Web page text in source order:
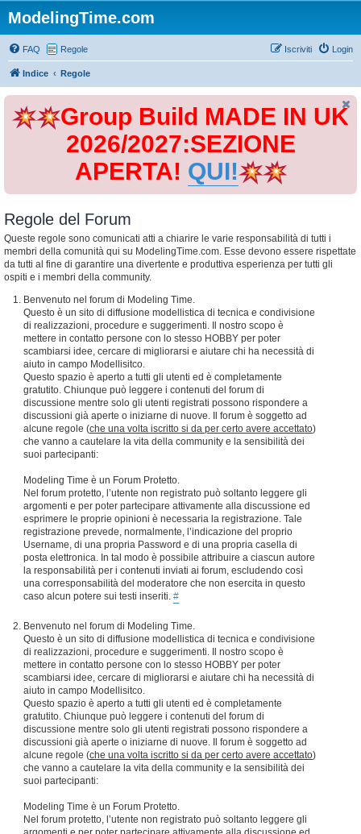
ModelingTime.com
FAQ Regole Login
Iscriviti
Indice Regole
Group Build MADE IN UK
2026/2027:SEZIONE
APERTA! QUI!
Regole del Forum
Queste regole sono comunicati atti a chiarire le varie responsabilità di tutti i
membri della comunità qui su ModelingTime.com. Esse devono essere rispettate
da tutti al fine di garantire una divertente e produttiva esperienza per tutti gli
ospiti e i membri della community.
Benvenuto nel forum di Modeling Time.
Questo è un sito di diffusione modellistica di tecnica e condivisione
di realizzazioni, procedure e suggerimenti. Il nostro scopo è
mettere in contatto persone con lo stesso HOBBY per poter
scambiarsi idee, cercare di migliorarsi e aiutare chi ha necessità di
aiuto in campo Modellisitco.
Questo spazio è aperto a tutti gli utenti ed è completamente
gratutito. Chiunque può leggere i contenuti del forum di
discussione mentre solo gli utenti registrati possono rispondere a
discussioni già aperte o iniziarne di nuove. Il forum è soggetto ad
alcune regole (che una volta iscritto si da per certo avere accettato)
che vanno a cautelare la vita della community e la sensibilità dei
suoi partecipanti:
Modeling Time è un Forum Protetto.
Nel forum protetto, l’utente non registrato può soltanto leggere gli
argomenti e per poter partecipare attivamente alla discussione ed
esprimere le proprie opinioni è necessaria la registrazione. Tale
registrazione prevede, normalmente, l’indicazione del proprio
Username, di una propria Password e di una propria casella di
posta elettronica. In tal modo è possibile attribuire a ciascun autore
la responsabilità per i contenuti inviati ai forum, escludendo così
una corresponsabilità del moderatore che non esercita in questo
caso alcun potere sui testi inseriti. #
Benvenuto nel forum di Modeling Time.
Questo è un sito di diffusione modellistica di tecnica e condivisione
di realizzazioni, procedure e suggerimenti. Il nostro scopo è
mettere in contatto persone con lo stesso HOBBY per poter
scambiarsi idee, cercare di migliorarsi e aiutare chi ha necessità di
aiuto in campo Modellisitco.
Questo spazio è aperto a tutti gli utenti ed è completamente
gratutito. Chiunque può leggere i contenuti del forum di
discussione mentre solo gli utenti registrati possono rispondere a
discussioni già aperte o iniziarne di nuove. Il forum è soggetto ad
alcune regole (che una volta iscritto si da per certo avere accettato)
che vanno a cautelare la vita della community e la sensibilità dei
suoi partecipanti:
Modeling Time è un Forum Protetto.
Nel forum protetto, l’utente non registrato può soltanto leggere gli